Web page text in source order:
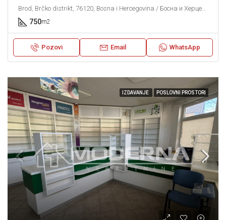
Brod, Brčko distrikt, 76120, Bosna i Hercegovina / Босна и Херцеговина
750m2
Pozovi Email WhatsApp
IZDAVANJE POSLOVNI PROSTORI